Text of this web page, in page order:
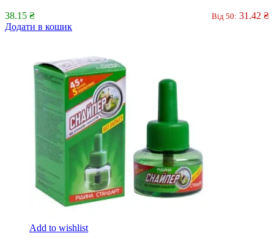
38.15 ₴ Від 50: 31.42 ₴
Додати в кошик
Add to wishlist